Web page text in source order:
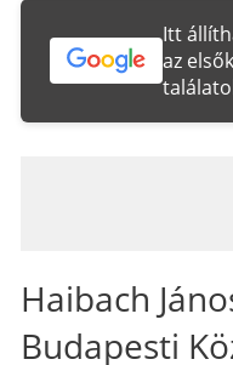
Itt
az
Haibach
Budapesti